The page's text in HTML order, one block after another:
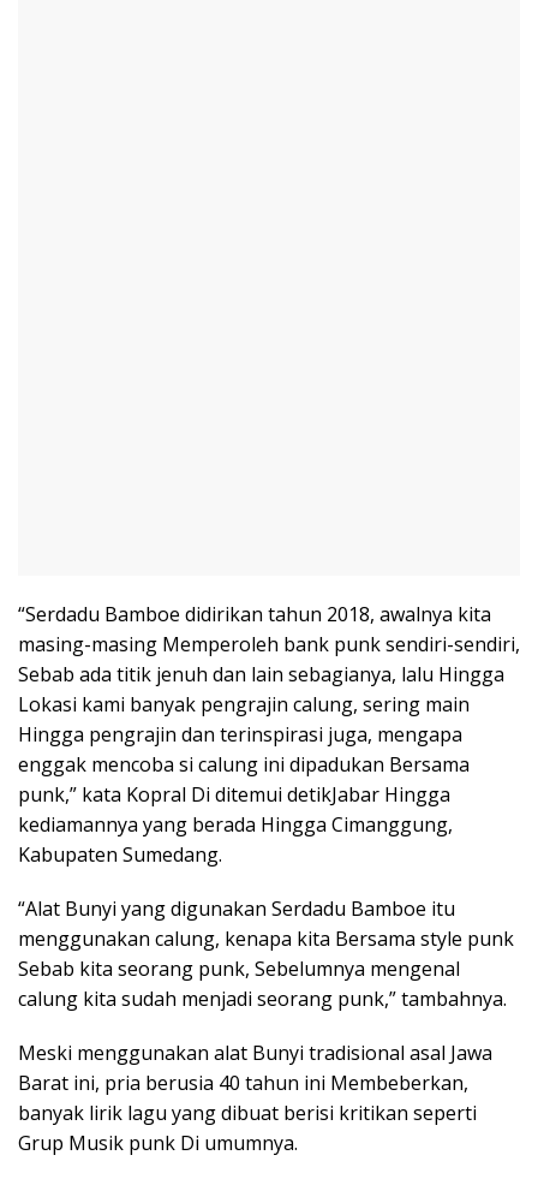
“Serdadu Bamboe didirikan tahun 2018, awalnya kita
masing-masing Memperoleh bank punk sendiri-sendiri,
Sebab ada titik jenuh dan lain sebagianya, lalu Hingga
Lokasi kami banyak pengrajin calung, sering main
Hingga pengrajin dan terinspirasi juga, mengapa
enggak mencoba si calung ini dipadukan Bersama
punk,” kata Kopral Di ditemui detikJabar Hingga
kediamannya yang berada Hingga Cimanggung,
Kabupaten Sumedang.
“Alat Bunyi yang digunakan Serdadu Bamboe itu
menggunakan calung, kenapa kita Bersama style punk
Sebab kita seorang punk, Sebelumnya mengenal
calung kita sudah menjadi seorang punk,” tambahnya.
Meski menggunakan alat Bunyi tradisional asal Jawa
Barat ini, pria berusia 40 tahun ini Membeberkan,
banyak lirik lagu yang dibuat berisi kritikan seperti
Grup Musik punk Di umumnya.